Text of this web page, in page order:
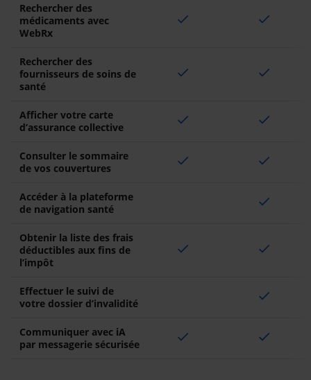
Rechercher des
médicaments avec
WebRx
check check
Rechercher des
fournisseurs de soins de
santé
check check
Afficher votre carte
d’assurance collective
check check
Consulter le sommaire
de vos couvertures
check check
Accéder à la plateforme
de navigation santé
check
Obtenir la liste des frais
déductibles aux fins de
l’impôt
check check
Effectuer le suivi de
votre dossier d’invalidité
check
Communiquer avec iA
par messagerie sécurisée
check check